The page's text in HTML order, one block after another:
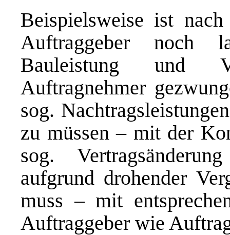
Beispielsweise ist
Auftraggeber noch
Bauleistung und
Auftragnehmer
sog.
zu müssen – mit der
sog.
aufgrund drohender
muss – mit
Auftraggeber wie